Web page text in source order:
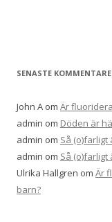
SENASTE
John A om Är
admin om Döden är
admin om Så
admin om Så
Ulrika Hallgren om Är
barn?